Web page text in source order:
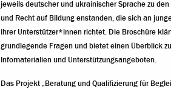
jeweils deutscher und ukrainischer Sprache zu
und Recht auf Bildung enstanden, die sich an
ihrer Unterstützer*innen richtet. Die Broschüre
grundlegende Fragen und bietet einen Überblick
Infomaterialien und Unterstützungsangeboten.
Das Projekt „Beratung und Qualifizierung für